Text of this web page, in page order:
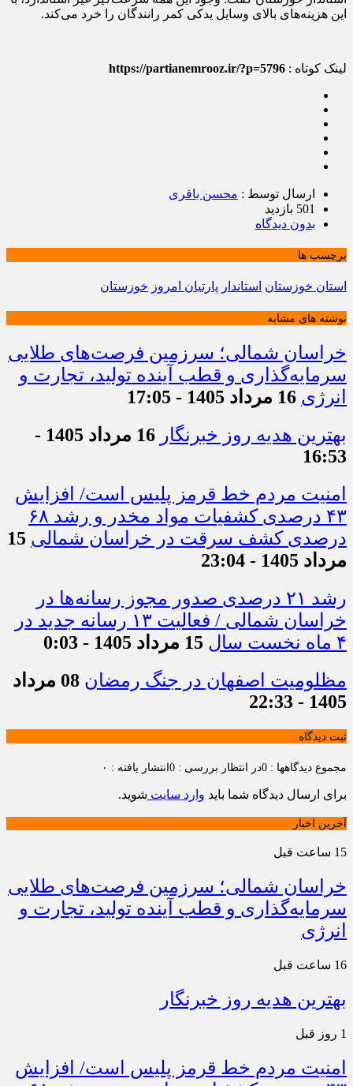
این هزینه‌های بالای وسایل یدکی کمر رانندگان را خرد می‌کند.
لینک کوتاه : https://partianemrooz.ir/?p=5796
ارسال توسط : محسن باقری
501 بازدید
بدون دیدگاه
برچسب ها
استان خوزستان استاندار پارتیان امروز خوزستان
نوشته های مشابه
خراسان شمالی؛ سرزمین فرصت‌های طلایی
سرمایه‌گذاری و قطب آینده تولید، تجارت و
انرژی 16 مرداد 1405 - 17:05
بهترین هدیه روز خبرنگار
16 مرداد 1405 -
16:53
امنیت مردم خط قرمز پلیس است/ افزایش
۴۳ درصدی کشفیات مواد مخدر و رشد ۶۸
درصدی کشف سرقت در خراسان شمالی 15
مرداد 1405 - 23:04
رشد ۲۱ درصدی صدور مجوز رسانه‌ها در
خراسان شمالی / فعالیت ۱۳ رسانه جدید در
۴ ماه نخست سال
15 مرداد 1405 - 0:03
مظلومیت اصفهان در جنگ رمضان
08 مرداد
1405 - 22:33
ثبت دیدگاه
مجموع دیدگاهها : 0 در انتظار بررسی : 0 انتشار یافته : ۰
برای ارسال دیدگاه شما باید وارد سایت شوید.
آخرین اخبار
15 ساعت قبل
خراسان شمالی؛ سرزمین فرصت‌های طلایی
سرمایه‌گذاری و قطب آینده تولید، تجارت و
انرژی
16 ساعت قبل
بهترین هدیه روز خبرنگار
1 روز قبل
امنیت مردم خط قرمز پلیس است/ افزایش